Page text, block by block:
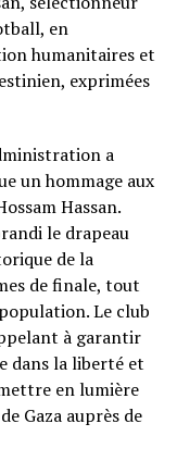
en
humanitaires et
exprimées
a
un hommage aux
Hassan.
le drapeau
de la
de finale, tout
Le club
à garantir
dans la liberté et
en lumière
Gaza auprès de